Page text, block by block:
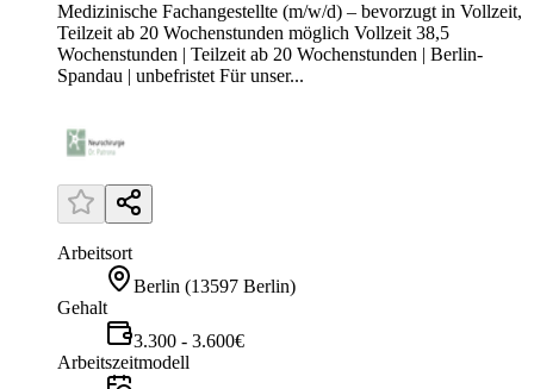
Medizinische Fachangestellte (m/w/d) – bevorzugt in Vollzeit,
Teilzeit ab 20 Wochenstunden möglich Vollzeit 38,5
Wochenstunden | Teilzeit ab 20 Wochenstunden | Berlin-
Spandau | unbefristet Für unser...
Arbeitsort
Berlin (13597 Berlin)
Gehalt
3.300 - 3.600€
Arbeitszeitmodell